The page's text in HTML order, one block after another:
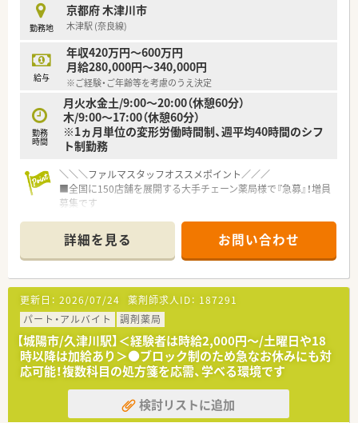
勤務地
京都府 木津川市
木津駅 (奈良線)
給与
年収420万円～600万円
月給280,000円～340,000円
※ご経験・ご年齢等を考慮のうえ決定
勤務
時間
月火水金土/9:00～20:00（休憩60分）
木/9:00～17:00（休憩60分）
※1ヵ月単位の変形労働時間制、週平均40時間のシフ
ト制勤務
＼＼＼ファルマスタッフオススメポイント／／／
■全国に150店舗を展開する大手チェーン薬局様で『急募』！増員
募集です
責任保険は全員加入など薬剤師さんが働きやすい環境が整って
います
■総合病院門前ですので、幅広い処方を経験できる環境です
■常時複数薬剤師体制で安心して就業いただけます
■JR関西本線、奈良線、学研都市線 片町線 木津駅より徒歩1分と
好立地です！
京都だけでなく、奈良方面や大阪からの通勤も可能です。
■コンビニやスーパーなども近くにあり、お買い物にも便利です
■外来以外にも在宅対応・地域活動にも積極的に行っています♪
■定年制は65歳、同じ会社で長く勤めたい方にもオススメです
詳細を見る お問い合わせ
更新日： 2026/07/24 薬剤師求人ID： 187291
パート・アルバイト
調剤薬局
【城陽市/久津川駅】＜経験者は時給2,000円～/土曜日や18
時以降は加給あり＞●ブロック制のため急なお休みにも対
応可能！複数科目の処方箋を応需、学べる環境です
検討リストに追加